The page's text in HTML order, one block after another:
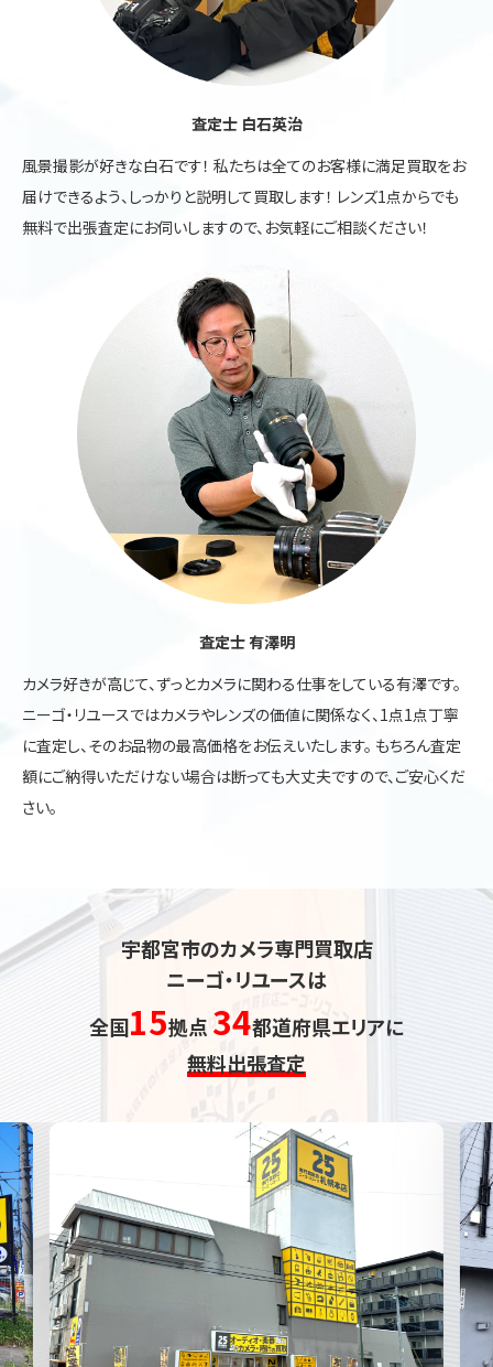
査定士 白石英治
風景撮影が好きな白石です！ 私たちは全てのお客様に満足買取をお
届けできるよう、しっかりと説明して買取します！ レンズ1点からでも
無料で出張査定にお伺いしますので、お気軽にご相談ください！
査定士 有澤明
カメラ好きが高じて、ずっとカメラに関わる仕事をしている有澤です。
ニーゴ・リユースではカメラやレンズの価値に関係なく、1点1点丁寧
に査定し、そのお品物の最高価格をお伝えいたします。 もちろん査定
額にご納得いただけない場合は断っても大丈夫ですので、ご安心くだ
さい。
宇都宮市のカメラ専門買取店
ニーゴ・リユースは
全国15拠点 34都道府県エリアに
無料出張査定